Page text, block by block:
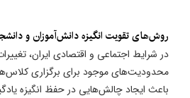
روش‌های تقویت انگیزه دانش‌آموزان و
در شرایط اجتماعی و اقتصادی ایران،
محدودیت‌های موجود برای برگزاری
باعث ایجاد چالش‌هایی در حفظ انگیزه